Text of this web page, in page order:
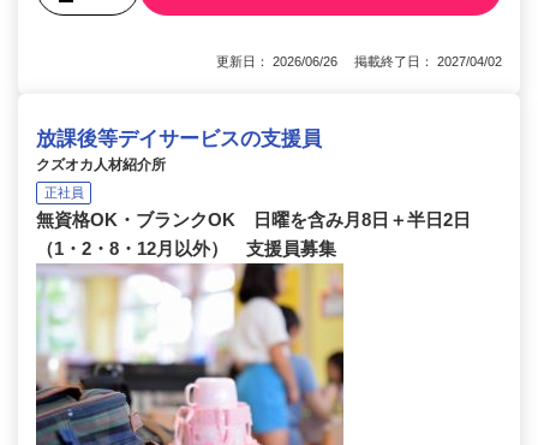
更新日： 2026/06/26 掲載終了日： 2027/04/02
放課後等デイサービスの支援員
クズオカ人材紹介所
正社員
無資格OK・ブランクOK 日曜を含み月8日＋半日2日
（1・2・8・12月以外） 支援員募集